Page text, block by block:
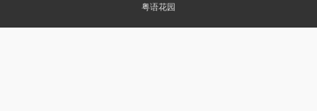
粤语花园